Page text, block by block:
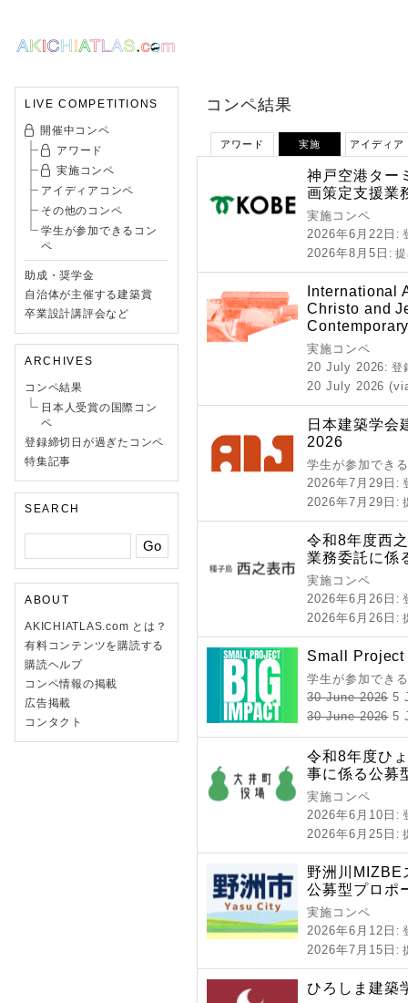
LIVE COMPETITIONS
開催中コンペ
アワード
実施コンペ
アイディアコンペ
その他のコンペ
学生が参加できるコン
ペ
助成・奨学金
自治体が主催する建築賞
卒業設計講評会など
ARCHIVES
コンペ結果
日本人受賞の国際コン
ペ
登録締切日が過ぎたコンペ
特集記事
SEARCH
ABOUT
AKICHIATLAS.com とは？
有料コンテンツを購読する
購読ヘルプ
コンペ情報の掲載
広告掲載
コンタクト
コンペ結果
アイディア
実施
アワード
神戸空港ター
画策定支援業
実施コンペ
2026年6月22日 :
2026年8月5日 :
International
Christo and
実施コンペ
20 July 2026: 登
20 July 2026
日本建築学会
2026
学生が参加でき
2026年7月29日 :
2026年7月29日 :
令和8年度西
業務委託に係
実施コンペ
2026年6月26日 :
2026年6月26日 :
Small
学生が参加でき
30 June 20265
30 June 20265
令和8年度ひ
事に係る公募
実施コンペ
2026年6月10日 :
2026年6月25日 :
野洲川MIZBE
公募型プロポ
実施コンペ
2026年6月12日 :
2026年7月15日 :
ひろしま建築